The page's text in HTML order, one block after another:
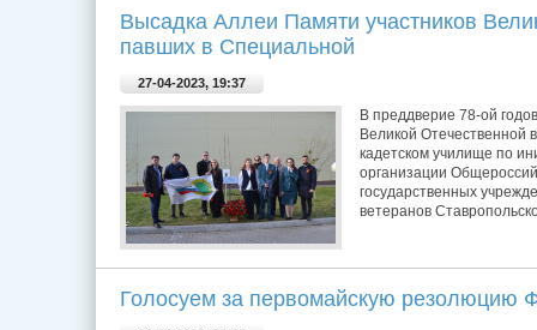
Высадка Аллеи Памяти участников
павших в Специальной
27-04-2023, 19:37
В преддверие 78-ой
Великой Отечественной
кадетском училище по
организации
государственных
ветеранов
Голосуем за первомайскую резолюцию